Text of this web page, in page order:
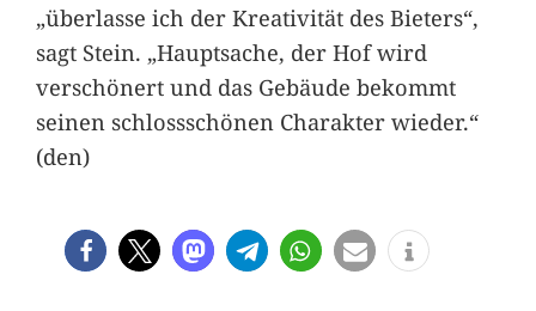
„überlasse ich der Kreativität des Bieters“,
sagt Stein. „Hauptsache, der Hof wird
verschönert und das Gebäude bekommt
seinen schlossschönen Charakter wieder.“
(den)